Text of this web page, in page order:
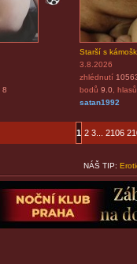
8
Starší s
3.8.2026
zhlédnutí
bodů 9.0, hlasů
satan1992
1 2 3 2106
NÁŠ TIP: